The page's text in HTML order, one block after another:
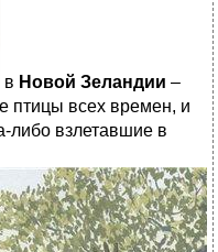
в Новой Зеландии –
птицы всех времен, и
либо взлетавшие в